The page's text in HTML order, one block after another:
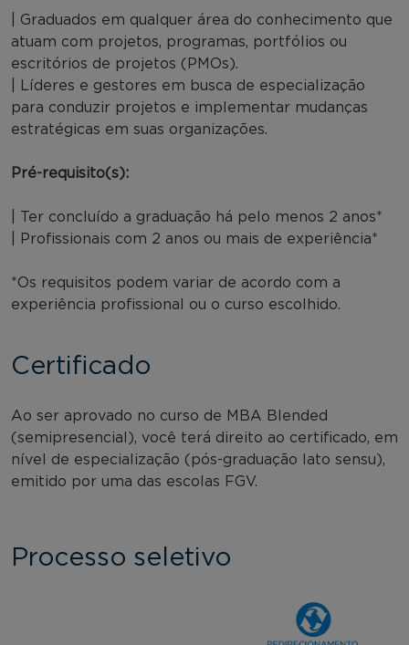
| Graduados em qualquer área do conhecimento que
atuam com projetos, programas, portfólios ou
escritórios de projetos (PMOs).
| Líderes e gestores em busca de especialização
para conduzir projetos e implementar mudanças
estratégicas em suas organizações.
Pré-requisito(s):
| Ter concluído a graduação há pelo menos 2 anos*
| Profissionais com 2 anos ou mais de experiência*
*Os requisitos podem variar de acordo com a
experiência profissional ou o curso escolhido.
Certificado
Ao ser aprovado no curso de MBA Blended
(semipresencial), você terá direito ao certificado, em
nível de especialização (pós-graduação lato sensu),
emitido por uma das escolas FGV.
Processo seletivo